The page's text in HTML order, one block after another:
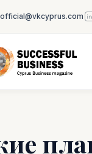
official@vkcyprus.com